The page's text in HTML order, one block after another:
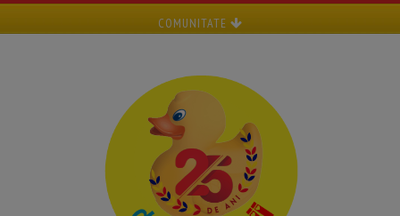
COMUNITATE